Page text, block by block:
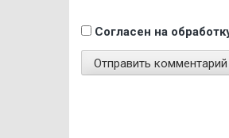
Согласен на